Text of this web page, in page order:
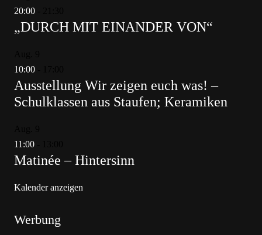
20:00
„DURCH MIT EINANDER VON“
10:00
Ausstellung Wir zeigen euch was! –
Schulklassen aus Staufen; Keramiken
11:00
Matinée – Hintersinn
Kalender anzeigen
Werbung